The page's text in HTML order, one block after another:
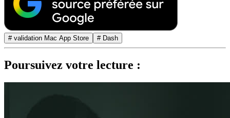
# validation Mac App Store # Dash
Poursuivez votre lecture :